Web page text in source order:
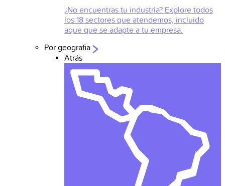
¿No encuentras tu industria? Explore todos
los 18 sectores que atendemos, incluido
aque que se adapte a tu empresa.
Por geografia
Atrás